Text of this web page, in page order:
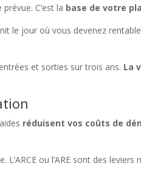
C’est la base de votre
le jour où vous devenez
et sorties sur trois ans. La
réduisent vos coûts de
ou l’ARE sont des leviers